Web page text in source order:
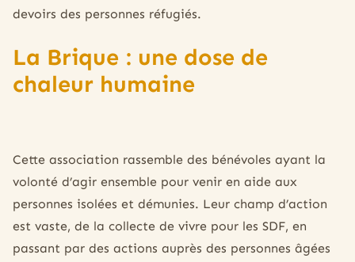
devoirs des personnes réfugiés.
La Brique : une dose de
chaleur humaine
Cette association rassemble des bénévoles ayant la
volonté d’agir ensemble pour venir en aide aux
personnes isolées et démunies. Leur champ d’action
est vaste, de la collecte de vivre pour les SDF, en
passant par des actions auprès des personnes âgées